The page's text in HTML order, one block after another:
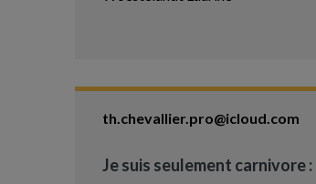
th.chevallier.pro@icloud.com
Je suis seulement carnivore :